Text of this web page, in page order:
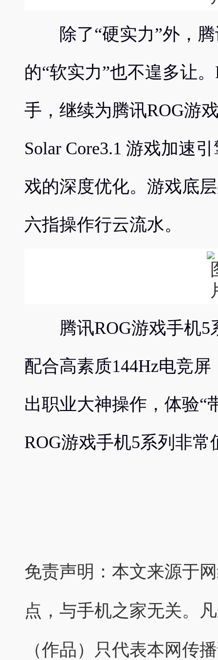
除了“硬实力”外，腾
的“软实力”也不遑多让
手，继续为腾讯ROG游
Solar Core3.1 游戏加速
戏的深度优化。游戏底
六指操作行云流水。
腾讯ROG游戏手机5
配合高素质144Hz电竞
出职业大神操作，体验“
ROG游戏手机5系列非常
免责声明：本文来源于
点，与手机之家无关。
（作品）只代表本网传